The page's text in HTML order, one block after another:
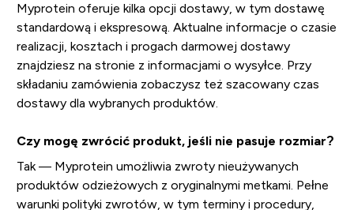
Myprotein oferuje kilka opcji dostawy, w tym dostawę
standardową i ekspresową. Aktualne informacje o czasie
realizacji, kosztach i progach darmowej dostawy
znajdziesz na stronie z informacjami o wysyłce. Przy
składaniu zamówienia zobaczysz też szacowany czas
dostawy dla wybranych produktów.
Czy mogę zwrócić produkt, jeśli nie pasuje rozmiar?
Tak — Myprotein umożliwia zwroty nieużywanych
produktów odzieżowych z oryginalnymi metkami. Pełne
warunki polityki zwrotów, w tym terminy i procedury,